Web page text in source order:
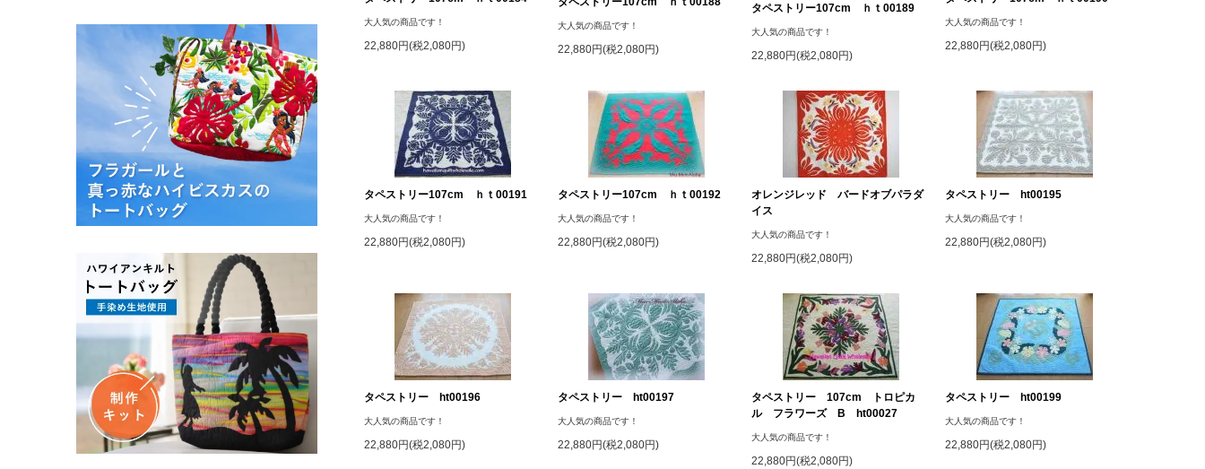
大人気の商品です！
22,880円(税2,080円)
大人気の商品です！
22,880円(税2,080円)
タペストリー107cm ｈｔ00189
大人気の商品です！
22,880円(税2,080円)
大人気の商品です！
22,880円(税2,080円)
タペストリー107cm ｈｔ00191
大人気の商品です！
22,880円(税2,080円)
タペストリー107cm ｈｔ00192
大人気の商品です！
22,880円(税2,080円)
オレンジレッド バードオブパラダ
イス
大人気の商品です！
22,880円(税2,080円)
タペストリー ht00195
大人気の商品です！
22,880円(税2,080円)
タペストリー ht00196
大人気の商品です！
22,880円(税2,080円)
タペストリー ht00197
大人気の商品です！
22,880円(税2,080円)
タペストリー 107cm トロピカ
ル フラワーズ B ht00027
大人気の商品です！
22,880円(税2,080円)
タペストリー ht00199
大人気の商品です！
22,880円(税2,080円)